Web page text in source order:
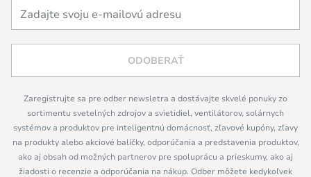
ODOBERAŤ
Zaregistrujte sa pre odber newsletra a dostávajte skvelé ponuky zo
sortimentu svetelných zdrojov a svietidiel, ventilátorov, solárnych
systémov a produktov pre inteligentnú domácnosť, zľavové kupóny, zľavy
na produkty alebo akciové balíčky, odporúčania a predstavenia produktov,
ako aj obsah od možných partnerov pre spoluprácu a prieskumy, ako aj
žiadosti o recenzie a odporúčania na nákup. Odber môžete kedykoľvek